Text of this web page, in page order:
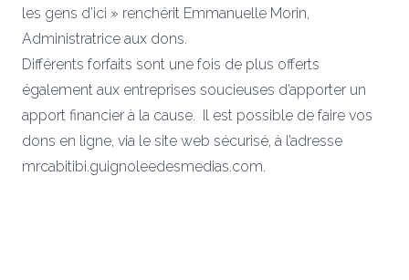
les gens d’ici » renchérit Emmanuelle Morin,
Administratrice aux dons.
Différents forfaits sont une fois de plus offerts
également aux entreprises soucieuses d’apporter un
apport financier à la cause. Il est possible de faire vos
dons en ligne, via le site web sécurisé, à l’adresse
mrcabitibi.guignoleedesmedias.com.